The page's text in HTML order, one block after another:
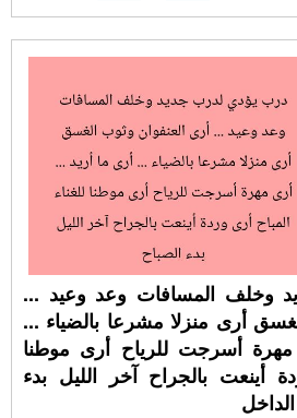
وخلف المسافات وعد وعيد ...
أرى منزلا مشرعا بالضياء ...
أسرجت للرياح أرى موطنا
أينعت بالجراح آخر الليل بدء